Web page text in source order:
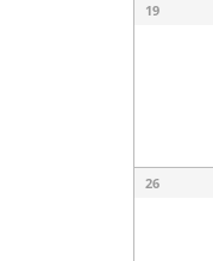
19
26